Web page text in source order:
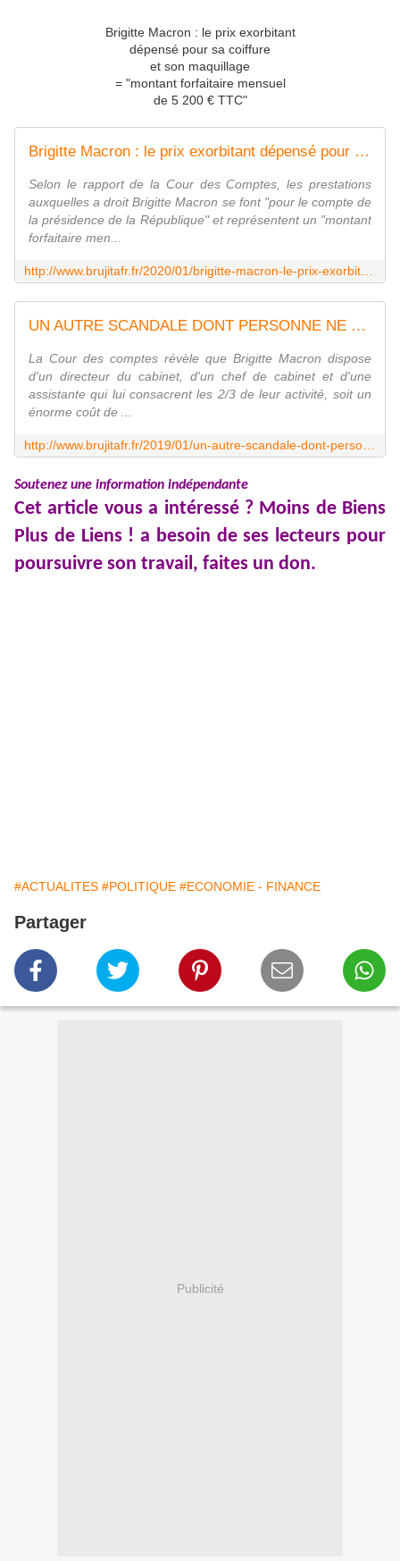
Brigitte Macron : le prix exorbitant
dépensé pour sa coiffure
et son maquillage
= "montant forfaitaire mensuel
de 5 200 € TTC"
Brigitte Macron : le prix exorbitant dépensé pour sa coiffure et son maquillage = "montant forfaitaire mensuel de 5 200 € TTC" - MOINS de BIENS PLUS de LIENS
Selon le rapport de la Cour des Comptes, les prestations
auxquelles a droit Brigitte Macron se font "pour le compte de
la présidence de la République" et représentent un "montant
forfaitaire men...
UN AUTRE SCANDALE DONT PERSONNE NE PARLE sur BRIGITTE M. - MOINS de BIENS PLUS de LIENS
La Cour des comptes révèle que Brigitte Macron dispose
d'un directeur du cabinet, d'un chef de cabinet et d'une
assistante qui lui consacrent les 2/3 de leur activité, soit un
énorme coût de ...
Soutenez une information indépendante
Cet article vous a intéressé ? Moins de Biens
Plus de Liens ! a besoin de ses lecteurs pour
poursuivre son travail, faites un don.
#ACTUALITES #POLITIQUE #ECONOMIE - FINANCE
Partager
Publicité